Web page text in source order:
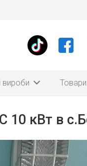
вироби Товари
10 кВт в